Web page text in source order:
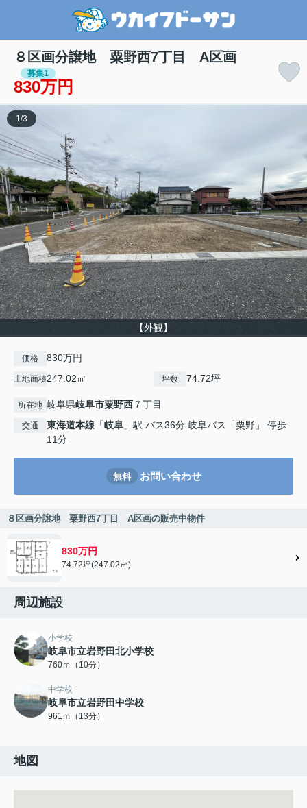
８区画分譲地 粟野西7丁目 A区画
募集1
830万円
【外観】
1/3
価格 830万円
土地面積247.02㎡ 坪数 74.72坪
所在地 岐阜県岐阜市粟野西 ７丁目
交通 東海道本線 「岐阜 」駅 バス36分 岐阜バス「粟野」 停歩
11分
無料 お問い合わせ
８区画分譲地 粟野西7丁目 A区画の販売中物件
830万円
74.72坪(247.02㎡)
周辺施設
小学校
岐阜市立岩野田北小学校
760ｍ（10分）
中学校
岐阜市立岩野田中学校
961ｍ（13分）
地図